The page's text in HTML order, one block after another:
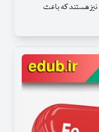
هستند که باعث